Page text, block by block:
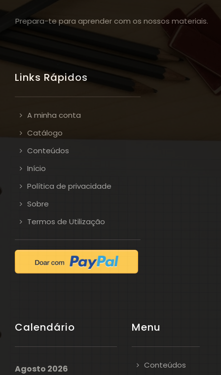
Prepara-te para aprender com os nossos materiais.
Links Rápidos
A minha conta
Catálogo
Conteúdos
Início
Política de privacidade
Sobre
Termos de Utilização
Calendário
Agosto 2026
Menu
Conteúdos